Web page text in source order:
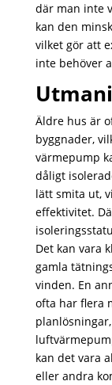
där man inte
kan den
vilket gör att
inte behöver
Äldre hus är
byggnader,
värmepump
dåligt
lätt smita ut,
effektivitet.
Det kan vara
gamla
vinden. En
ofta har flera
kan det vara
eller andra